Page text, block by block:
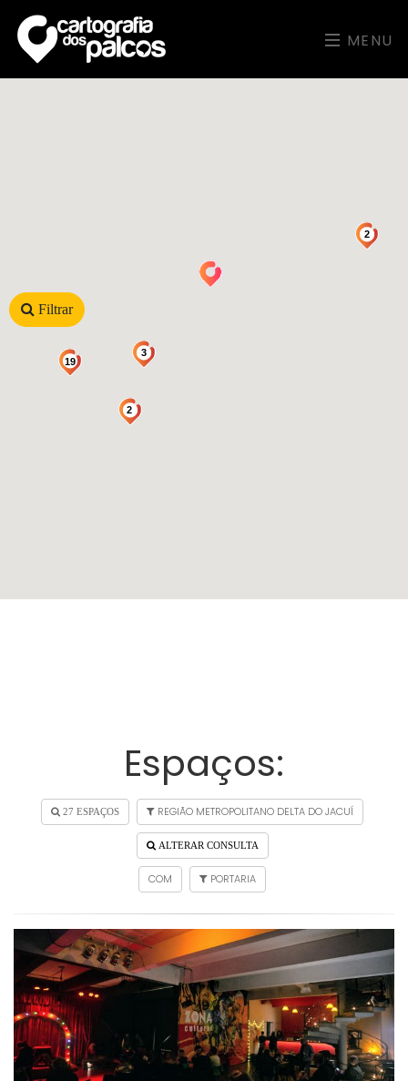
MENU
Filtrar
19
2
2
3
Espaços:
27 ESPAÇOS REGIÃO METROPOLITANO DELTA DO JACUÍ
ALTERAR CONSULTA
COM PORTARIA